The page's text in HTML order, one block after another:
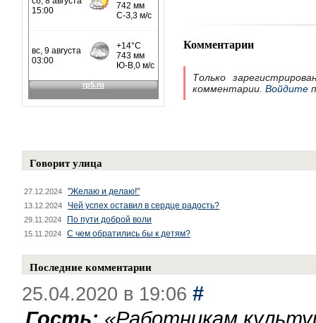
Комментарии
Только
комментарии. Войдите
Говорит улица
27.12.2024 "Желаю и делаю!"
13.12.2024 Чей успех оставил в сердце радость?
29.11.2024 По пути доброй воли
15.11.2024 С чем обратились бы к детям?
Последние комментарии
25.04.2020 в 19:06 #